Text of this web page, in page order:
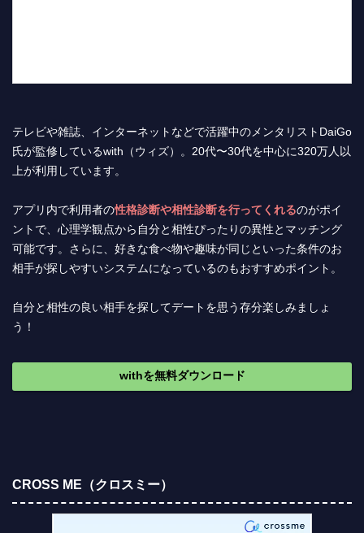
テレビや雑誌、インターネットなどで活躍中のメンタリストDaiGo
氏が監修しているwith（ウィズ）。20代〜30代を中心に320万人以
上が利用しています。
アプリ内で利用者の性格診断や相性診断を行ってくれるのがポイ
ントで、心理学観点から自分と相性ぴったりの異性とマッチング
可能です。さらに、好きな食べ物や趣味が同じといった条件のお
相手が探しやすいシステムになっているのもおすすめポイント。
自分と相性の良い相手を探してデートを思う存分楽しみましょ
う！
withを無料ダウンロード
CROSS ME（クロスミー）